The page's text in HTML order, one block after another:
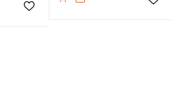
Añadir a la lista de deseos